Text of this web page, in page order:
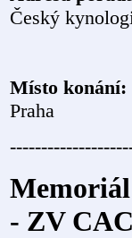
Český
Místo konání:
Praha
- ZV